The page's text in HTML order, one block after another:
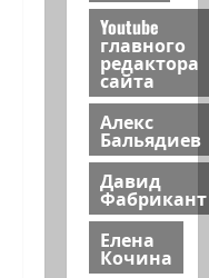
Youtube
главного
редактора
сайта
Алекс
Бальядиев
Давид
Фабрикант
Елена
Кочина